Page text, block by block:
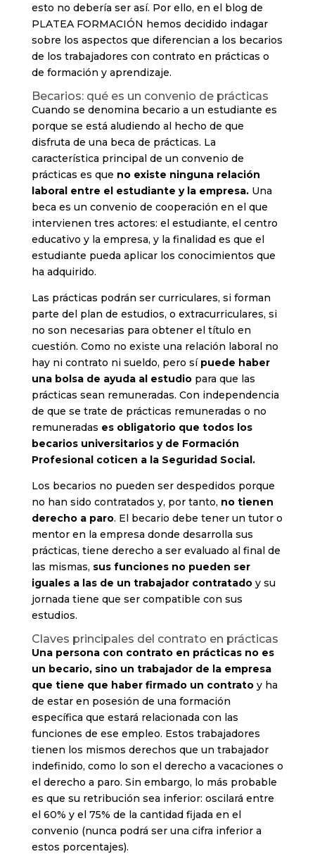
esto no debería ser así. Por ello, en el blog de
PLATEA FORMACIÓN hemos decidido indagar
sobre los aspectos que diferencian a los becarios
de los trabajadores con contrato en prácticas o
de formación y aprendizaje.
Becarios: qué es un convenio de prácticas
Cuando se denomina becario a un estudiante es
porque se está aludiendo al hecho de que
disfruta de una beca de prácticas. La
característica principal de un convenio de
prácticas es que no existe ninguna relación
laboral entre el estudiante y la empresa.Una
beca es un convenio de cooperación en el que
intervienen tres actores: el estudiante, el centro
educativo y la empresa, y la finalidad es que el
estudiante pueda aplicar los conocimientos que
ha adquirido.
Las prácticas podrán ser curriculares, si forman
parte del plan de estudios, o extracurriculares, si
no son necesarias para obtener el título en
cuestión. Como no existe una relación laboral no
hay ni contrato ni sueldo, pero sí puede haber
una bolsa de ayuda al estudiopara que las
prácticas sean remuneradas. Con independencia
de que se trate de prácticas remuneradas o no
remuneradas es obligatorio que todos los
becarios universitarios y de Formación
Profesional coticen a la Seguridad Social.
Los becarios no pueden ser despedidos porque
no han sido contratados y, por tanto, no tienen
derecho a paro. El becario debe tener un tutor o
mentor en la empresa donde desarrolla sus
prácticas, tiene derecho a ser evaluado al final de
las mismas, sus funciones no pueden ser
iguales a las de un trabajador contratadoy su
jornada tiene que ser compatible con sus
estudios.
Claves principales del contrato en prácticas
Una persona con contrato en prácticas no es
un becario, sino un trabajador de la empresa
que tiene que haber firmado un contratoy ha
de estar en posesión de una formación
específica que estará relacionada con las
funciones de ese empleo. Estos trabajadores
tienen los mismos derechos que un trabajador
indefinido, como lo son el derecho a vacaciones o
el derecho a paro. Sin embargo, lo más probable
es que su retribución sea inferior: oscilará entre
el 60% y el 75% de la cantidad fijada en el
convenio (nunca podrá ser una cifra inferior a
estos porcentajes).